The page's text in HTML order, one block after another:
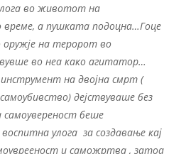
во животот на
време, а пушката подоцна…Гоце
оружје на теророт во
во неа како агитатор…
инструмент на двојна смрт (
дејствуваше без
самоувереност беше
улога за создавање кај
и саможртва , затоа